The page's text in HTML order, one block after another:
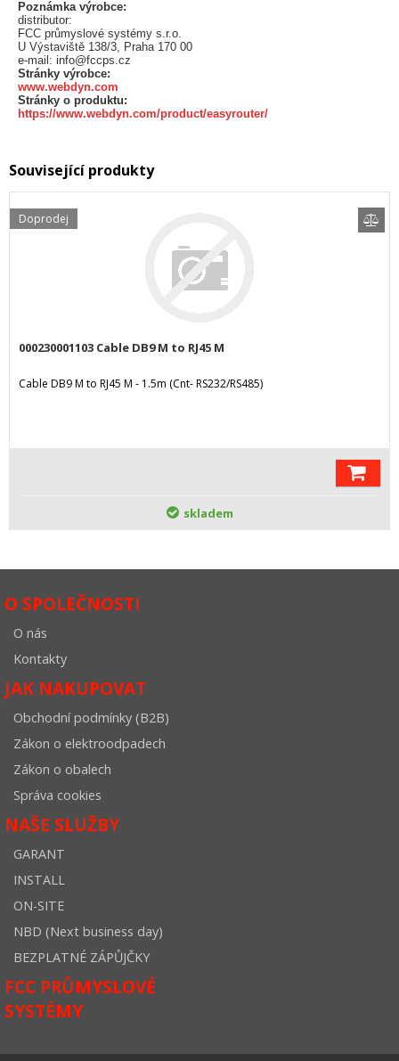
Poznámka výrobce:
distributor:
FCC průmyslové systémy s.r.o.
U Výstaviště 138/3, Praha 170 00
e-mail: info@fccps.cz
Stránky výrobce:
www.webdyn.com
Stránky o produktu:
https://www.webdyn.com/product/easyrouter/
Související produkty
000230001103 Cable DB9 M to RJ45 M
Cable DB9 M to RJ45 M - 1.5m (Cnt- RS232/RS485)
Doprodej
skladem
O SPOLEČNOSTI
O nás
Kontakty
JAK NAKUPOVAT
Obchodní podmínky (B2B)
Zákon o elektroodpadech
Zákon o obalech
Správa cookies
NAŠE SLUŽBY
GARANT
INSTALL
ON-SITE
NBD (Next business day)
BEZPLATNÉ ZÁPŮJČKY
FCC PRŮMYSLOVÉ
SYSTÉMY